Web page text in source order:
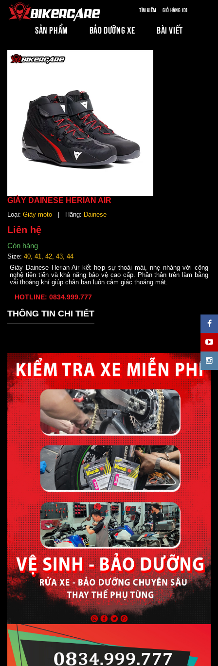
Tìm kiếm Giỏ hàng (0)
SẢN PHẨM BẢO DƯỠNG XE BÀI VIẾT
GIÀY DAINESE HERIAN AIR
Loại: Giày moto | Hãng: Dainese
Liên hệ
Còn hàng
Size: 40, 41, 42, 43, 44
Giày Dainese Herian Air kết hợp sự thoải mái, nhẹ nhàng với công
nghệ tiên tiến và khả năng bảo vệ cao cấp. Phần thân trên làm bằng
vải thoáng khí giúp chân bạn luôn cảm giác thoáng mát.
HOTLINE: 0834.999.777
THÔNG TIN CHI TIẾT